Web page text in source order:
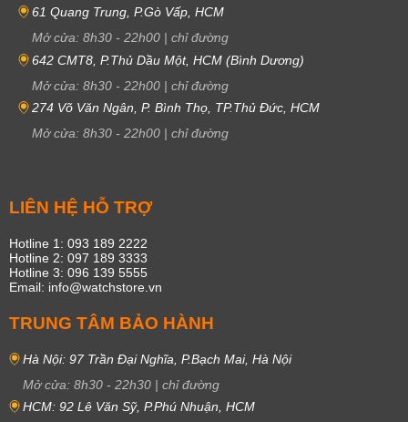
61 Quang Trung, P.Gò Vấp, HCM
Mở cửa: 8h30 - 22h00 | chỉ đường
642 CMT8, P.Thủ Dầu Một, HCM (Bình Dương)
Mở cửa: 8h30 - 22h00 | chỉ đường
274 Võ Văn Ngân, P. Bình Thọ, TP.Thủ Đức, HCM
Mở cửa: 8h30 - 22h00 | chỉ đường
LIÊN HỆ HỖ TRỢ
Hotline 1: 093 189 2222
Hotline 2: 097 189 3333
Hotline 3: 096 139 5555
Email: info@watchstore.vn
TRUNG TÂM BẢO HÀNH
Hà Nội: 97 Trần Đại Nghĩa, P.Bạch Mai, Hà Nội
Mở cửa: 8h30 - 22h30 | chỉ đường
HCM: 92 Lê Văn Sỹ, P.Phú Nhuận, HCM